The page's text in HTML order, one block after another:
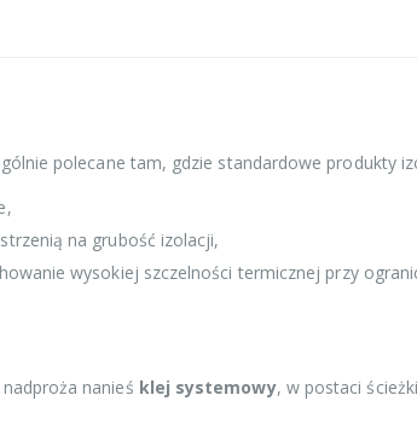
polecane tam, gdzie standardowe produkty
na grubość izolacji,
wysokiej szczelności termicznej przy
nanieś klej systemowy, w postaci